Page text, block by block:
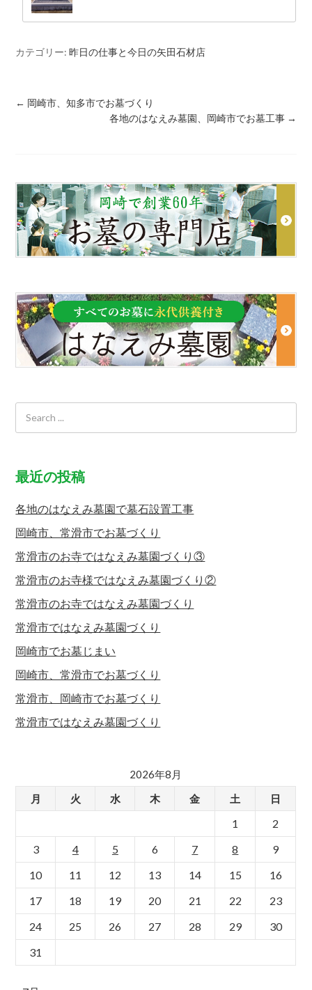
カテゴリー:昨日の仕事と今日の矢田石材店
← 岡崎市、知多市でお墓づくり
各地のはなえみ墓園、岡崎市でお墓工事 →
最近の投稿
各地のはなえみ墓園で墓石設置工事
岡崎市、常滑市でお墓づくり
常滑市のお寺ではなえみ墓園づくり③
常滑市のお寺様ではなえみ墓園づくり②
常滑市のお寺ではなえみ墓園づくり
常滑市ではなえみ墓園づくり
岡崎市でお墓じまい
岡崎市、常滑市でお墓づくり
常滑市、岡崎市でお墓づくり
常滑市ではなえみ墓園づくり
2026年8月
月
火 水 木 金 土 日
1
2
3
4 5 6 7 8
9
10
11 12 13 14 15
16
17
18 19 20 21 22
23
24
25 26 27 28 29
30
31